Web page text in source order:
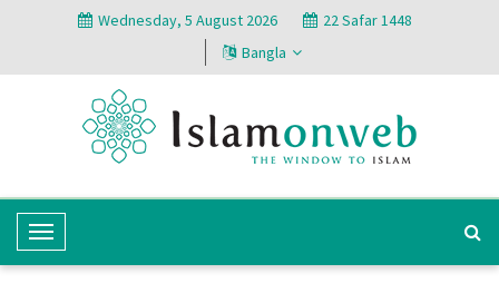
Wednesday, 5 August 2026
22 Safar 1448
Bangla
T
o